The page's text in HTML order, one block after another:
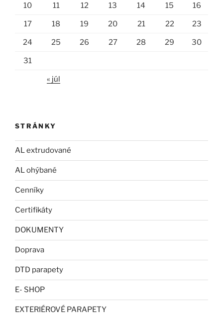
10 11 12 13 14 15 16
17 18 19 20 21 22 23
24 25 26 27 28 29 30
31
« júl
STRÁNKY
AL extrudované
AL ohýbané
Cenníky
Certifikáty
DOKUMENTY
Doprava
DTD parapety
E- SHOP
EXTERIÉROVÉ PARAPETY